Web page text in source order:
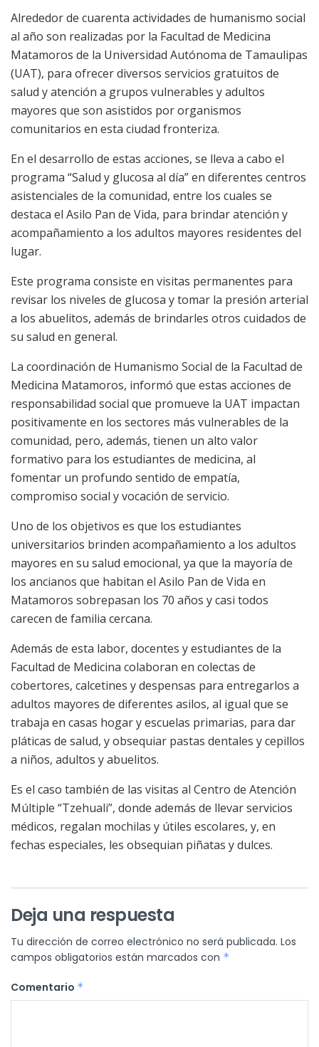
Alrededor de cuarenta actividades de humanismo social
al año son realizadas por la Facultad de Medicina
Matamoros de la Universidad Autónoma de Tamaulipas
(UAT), para ofrecer diversos servicios gratuitos de
salud y atención a grupos vulnerables y adultos
mayores que son asistidos por organismos
comunitarios en esta ciudad fronteriza.
En el desarrollo de estas acciones, se lleva a cabo el
programa “Salud y glucosa al día” en diferentes centros
asistenciales de la comunidad, entre los cuales se
destaca el Asilo Pan de Vida, para brindar atención y
acompañamiento a los adultos mayores residentes del
lugar.
Este programa consiste en visitas permanentes para
revisar los niveles de glucosa y tomar la presión arterial
a los abuelitos, además de brindarles otros cuidados de
su salud en general.
La coordinación de Humanismo Social de la Facultad de
Medicina Matamoros, informó que estas acciones de
responsabilidad social que promueve la UAT impactan
positivamente en los sectores más vulnerables de la
comunidad, pero, además, tienen un alto valor
formativo para los estudiantes de medicina, al
fomentar un profundo sentido de empatía,
compromiso social y vocación de servicio.
Uno de los objetivos es que los estudiantes
universitarios brinden acompañamiento a los adultos
mayores en su salud emocional, ya que la mayoría de
los ancianos que habitan el Asilo Pan de Vida en
Matamoros sobrepasan los 70 años y casi todos
carecen de familia cercana.
Además de esta labor, docentes y estudiantes de la
Facultad de Medicina colaboran en colectas de
cobertores, calcetines y despensas para entregarlos a
adultos mayores de diferentes asilos, al igual que se
trabaja en casas hogar y escuelas primarias, para dar
pláticas de salud, y obsequiar pastas dentales y cepillos
a niños, adultos y abuelitos.
Es el caso también de las visitas al Centro de Atención
Múltiple “Tzehuali”, donde además de llevar servicios
médicos, regalan mochilas y útiles escolares, y, en
fechas especiales, les obsequian piñatas y dulces.
Deja una respuesta
Tu dirección de correo electrónico no será publicada. Los
campos obligatorios están marcados con *
Comentario *